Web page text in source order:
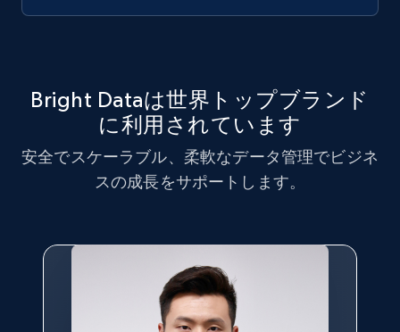
Indeed job listings information
Jobid, Company name, Date posted parsed, Job
title, Description text, Benefits, Qualifications,
Job type, and more.
Indeed job listings information - Collect
new jobs by keyword search in specific
Bright Dataは世界トップブランド
に利用されています
安全でスケーラブル、柔軟なデータ管理でビジネ
スの成長をサポートします。